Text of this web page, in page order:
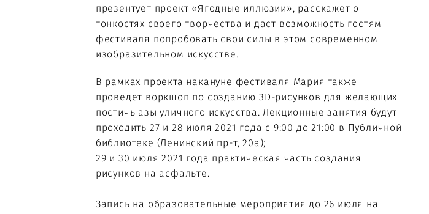
презентует проект «Ягодные иллюзии», расскажет о
тонкостях своего творчества и даст возможность гостям
фестиваля попробовать свои силы в этом современном
изобразительном искусстве.
В рамках проекта накануне фестиваля Мария также
проведет воркшоп по созданию 3D-рисунков для желающих
постичь азы уличного искусства. Лекционные занятия будут
проходить 27 и 28 июля 2021 года с 9:00 до 21:00 в Публичной
библиотеке (Ленинский пр-т, 20а);
29 и 30 июля 2021 года практическая часть создания
рисунков на асфальте.
Запись на образовательные мероприятия до 26 июля на